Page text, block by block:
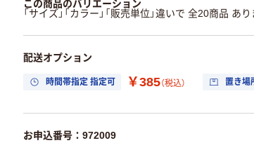
この商品のバリエーション
「サイズ」「カラー」「販売単位」違いで 全20商品 あり
配送オプション
時間帯指定 指定可 ￥385（税込） 置き場
お申込番号：972009